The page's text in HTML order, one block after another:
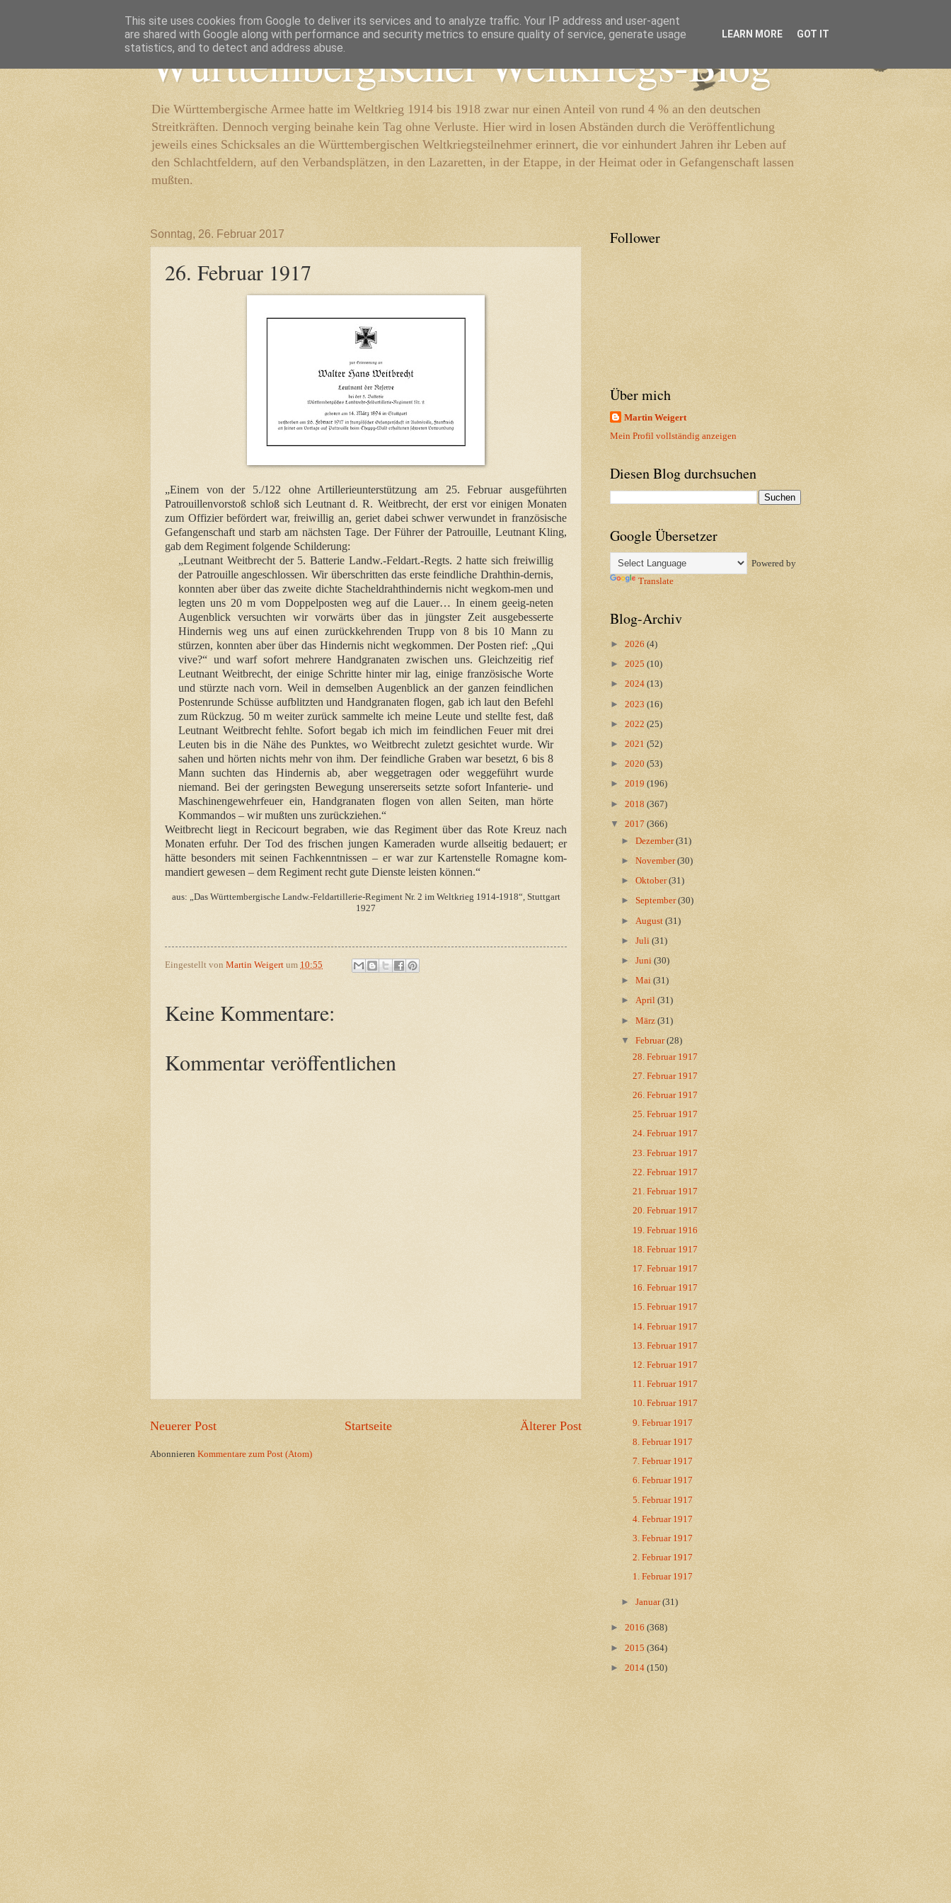
Württembergischer Weltkriegs-Blog
Die Württembergische Armee hatte im Weltkrieg 1914 bis 1918 zwar nur einen Anteil von rund 4 % an den deutschen
Streitkräften. Dennoch verging beinahe kein Tag ohne Verluste. Hier wird in losen Abständen durch die Veröffentlichung
jeweils eines Schicksales an die Württembergischen Weltkriegsteilnehmer erinnert, die vor einhundert Jahren ihr Leben auf
den Schlachtfeldern, auf den Verbandsplätzen, in den Lazaretten, in der Etappe, in der Heimat oder in Gefangenschaft lassen
mußten.
Sonntag, 26. Februar 2017
26. Februar 1917
„Einem von der 5./122 ohne Artillerieunterstützung am 25. Februar ausgeführten
Patrouillenvorstoß schloß sich Leutnant d. R. Weitbrecht, der erst vor einigen Monaten
zum Offizier befördert war, freiwillig an, geriet dabei schwer verwundet in französische
Gefangenschaft und starb am nächsten Tage. Der Führer der Patrouille, Leutnant Kling,
gab dem Regiment folgende Schilderung:
„Leutnant Weitbrecht der 5. Batterie Landw.-Feldart.-Regts. 2 hatte sich freiwillig
der Patrouille angeschlossen. Wir überschritten das erste feindliche Drahthin-dernis,
konnten aber über das zweite dichte Stacheldrahthindernis nicht wegkom-men und
legten uns 20 m vom Doppelposten weg auf die Lauer… In einem geeig-neten
Augenblick versuchten wir vorwärts über das in jüngster Zeit ausgebesserte
Hindernis weg uns auf einen zurückkehrenden Trupp von 8 bis 10 Mann zu
stürzen, konnten aber über das Hindernis nicht wegkommen. Der Posten rief: „Qui
vive?“ und warf sofort mehrere Handgranaten zwischen uns. Gleichzeitig rief
Leutnant Weitbrecht, der einige Schritte hinter mir lag, einige französische Worte
und stürzte nach vorn. Weil in demselben Augenblick an der ganzen feindlichen
Postenrunde Schüsse aufblitzten und Handgranaten flogen, gab ich laut den Befehl
zum Rückzug. 50 m weiter zurück sammelte ich meine Leute und stellte fest, daß
Leutnant Weitbrecht fehlte. Sofort begab ich mich im feindlichen Feuer mit drei
Leuten bis in die Nähe des Punktes, wo Weitbrecht zuletzt gesichtet wurde. Wir
sahen und hörten nichts mehr von ihm. Der feindliche Graben war besetzt, 6 bis 8
Mann suchten das Hindernis ab, aber weggetragen oder weggeführt wurde
niemand. Bei der geringsten Bewegung unsererseits setzte sofort Infanterie- und
Maschinengewehrfeuer ein, Handgranaten flogen von allen Seiten, man hörte
Kommandos – wir mußten uns zurückziehen.“
Weitbrecht liegt in Recicourt begraben, wie das Regiment über das Rote Kreuz nach
Monaten erfuhr. Der Tod des frischen jungen Kameraden wurde allseitig bedauert; er
hätte besonders mit seinen Fachkenntnissen – er war zur Kartenstelle Romagne kom-
mandiert gewesen – dem Regiment recht gute Dienste leisten können.“
aus: „Das Württembergische Landw.-Feldartillerie-Regiment Nr. 2 im Weltkrieg 1914-1918“, Stuttgart
1927
Eingestellt von Martin Weigert um 10:55
Keine Kommentare:
Kommentar veröffentlichen
Neuerer Post Älterer Post
Startseite
Abonnieren Kommentare zum Post (Atom)
Follower
Über mich
Martin Weigert
Mein Profil vollständig anzeigen
Diesen Blog durchsuchen
Google Übersetzer
Powered by
Translate
Blog-Archiv
► 2026 (4)
► 2025 (10)
► 2024 (13)
► 2023 (16)
► 2022 (25)
► 2021 (52)
► 2020 (53)
► 2019 (196)
► 2018 (367)
▼ 2017 (366)
►Dezember(31)
►November(30)
►Oktober(31)
►September(30)
► August(31)
►Juli(31)
►Juni(30)
►Mai(31)
►April(31)
►März(31)
▼Februar(28)
28. Februar 1917
27. Februar 1917
26. Februar 1917
25. Februar 1917
24. Februar 1917
23. Februar 1917
22. Februar 1917
21. Februar 1917
20. Februar 1917
19. Februar 1916
18. Februar 1917
17. Februar 1917
16. Februar 1917
15. Februar 1917
14. Februar 1917
13. Februar 1917
12. Februar 1917
11. Februar 1917
10. Februar 1917
9. Februar 1917
8. Februar 1917
7. Februar 1917
6. Februar 1917
5. Februar 1917
4. Februar 1917
3. Februar 1917
2. Februar 1917
1. Februar 1917
►Januar(31)
► 2016 (368)
► 2015 (364)
► 2014 (150)
This site uses cookies from Google to deliver its services and to analyze traffic. Your IP address and user-agent
are shared with Google along with performance and security metrics to ensure quality of service, generate usage
statistics, and to detect and address abuse.
LEARN MORE GOT IT